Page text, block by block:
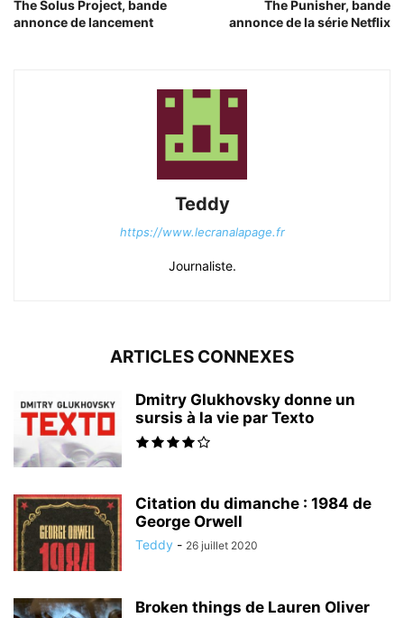
The Solus Project, bande
annonce de lancement
The Punisher, bande
annonce de la série Netflix
Teddy
https://www.lecranalapage.fr
Journaliste.
ARTICLES CONNEXES
Dmitry Glukhovsky donne un
sursis à la vie par Texto
Citation du dimanche : 1984 de
George Orwell
Teddy - 26 juillet 2020
Broken things de Lauren Oliver